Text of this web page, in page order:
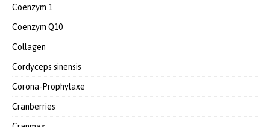
Coenzym 1
Coenzym Q10
Collagen
Cordyceps sinensis
Corona-Prophylaxe
Cranberries